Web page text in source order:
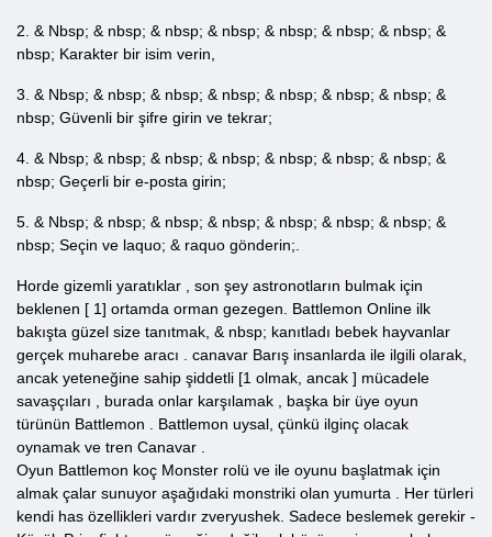
2. & Nbsp; & nbsp; & nbsp; & nbsp; & nbsp; & nbsp; & nbsp; &
nbsp; Karakter bir isim verin,
3. & Nbsp; & nbsp; & nbsp; & nbsp; & nbsp; & nbsp; & nbsp; &
nbsp; Güvenli bir şifre girin ve tekrar;
4. & Nbsp; & nbsp; & nbsp; & nbsp; & nbsp; & nbsp; & nbsp; &
nbsp; Geçerli bir e-posta girin;
5. & Nbsp; & nbsp; & nbsp; & nbsp; & nbsp; & nbsp; & nbsp; &
nbsp; Seçin ve laquo; & raquo gönderin;.
Horde gizemli yaratıklar son ​​şey astronotların bulmak için
beklenen [ 1] ortamda orman gezegen. Battlemon Online ilk
bakışta güzel size tanıtmak, & nbsp; kanıtladı bebek hayvanlar
gerçek muharebe aracı canavar Barış insanlarda ile ilgili olarak,
ancak yeteneğine sahip şiddetli [1 olmak, ancak ] mücadele
savaşçıları , burada onlar karşılamak , başka bir üye oyun
türünün Battlemon Battlemon uysal, çünkü ilginç olacak
oynamak ve tren Canavar
Oyun Battlemon koç Monster rolü ve ile oyunu başlatmak için
almak çalar sunuyor aşağıdaki monstriki olan yumurta . Her türleri
kendi has özellikleri vardır zveryushek. Sadece beslemek gerekir -